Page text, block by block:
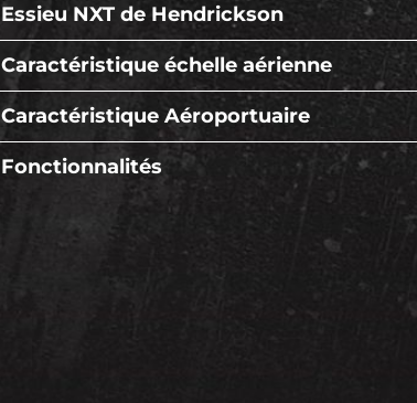
Essieu NXT de Hendrickson
Caractéristique échelle aérienne
Caractéristique Aéroportuaire
Fonctionnalités